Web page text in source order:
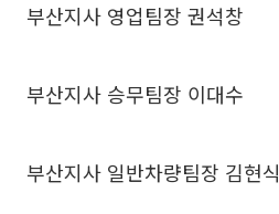
부산지사 영업팀장 권석창
부산지사 승무팀장 이대수
부산지사 일반차량팀장 김현식